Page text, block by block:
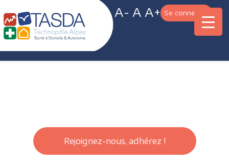
A- A A+ Se connecter
Rejoignez-nous, adhérez !